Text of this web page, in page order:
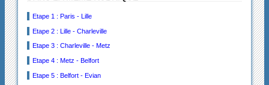
Etape 1 : Paris - Lille
Etape 2 : Lille - Charleville
Etape 3 : Charleville - Metz
Etape 4 : Metz - Belfort
Etape 5 : Belfort - Evian